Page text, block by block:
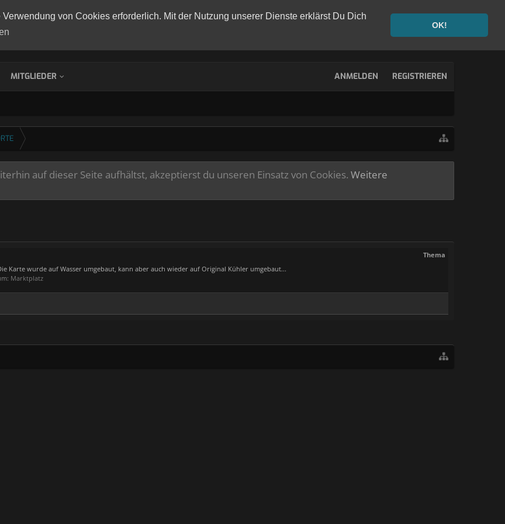
von Cookies erforderlich. Mit der Nutzung unserer Dienste erklärst Du Dich
OK!
MITGLIEDER ANMELDEN REGISTRIEREN
auf dieser Seite aufhältst, akzeptierst du unseren Einsatz von Cookies. Weitere
Thema
Karte wurde auf Wasser umgebaut, kann aber auch wieder auf Original Kühler umgebaut...
Marktplatz